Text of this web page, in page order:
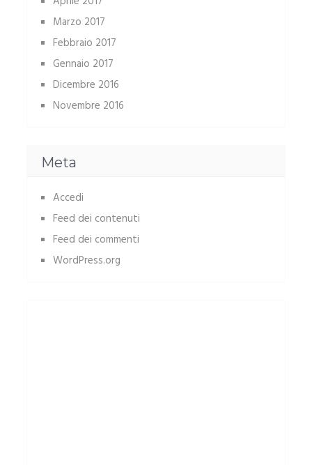
Marzo 2017
Febbraio 2017
Gennaio 2017
Dicembre 2016
Novembre 2016
Meta
Accedi
Feed dei contenuti
Feed dei commenti
WordPress.org